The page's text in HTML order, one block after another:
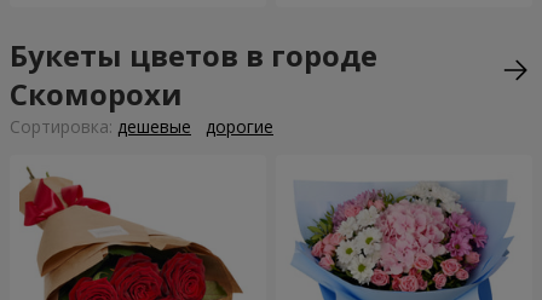
Букеты цветов в городе
Скоморохи
Cортировка: дешевые дорогие